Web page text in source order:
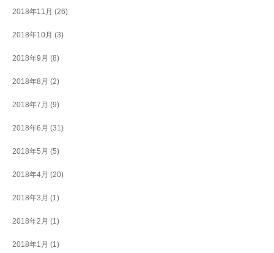
2018年11月 (26)
2018年10月 (3)
2018年9月 (8)
2018年8月 (2)
2018年7月 (9)
2018年6月 (31)
2018年5月 (5)
2018年4月 (20)
2018年3月 (1)
2018年2月 (1)
2018年1月 (1)